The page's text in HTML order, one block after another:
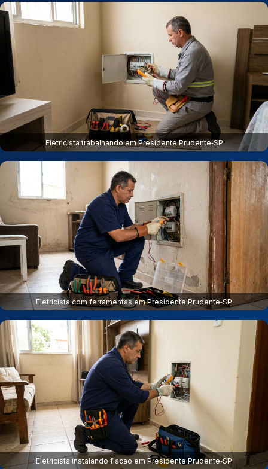
Eletricista trabalhando em Presidente Prudente‑SP
Eletricista com ferramentas em Presidente Prudente‑SP
Eletricista instalando fiacao em Presidente Prudente‑SP